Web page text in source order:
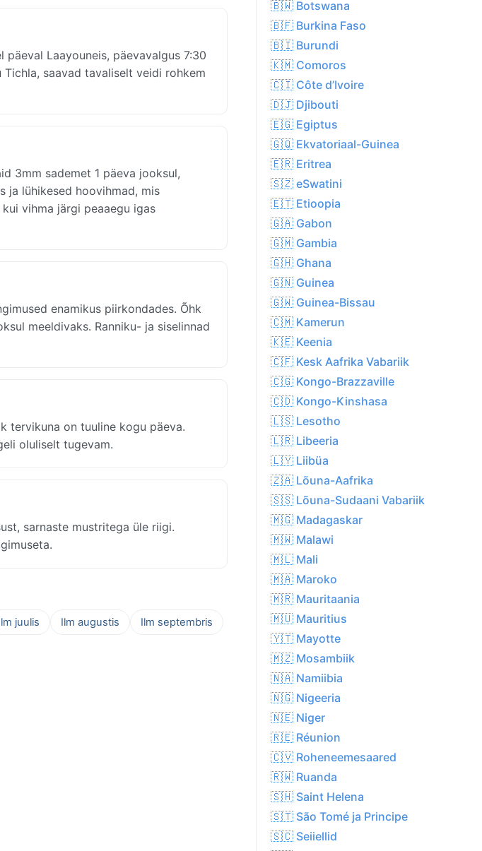
Laayouneis, päevavalgus 7:30
saavad tavaliselt veidi rohkem
3mm sademet 1 päeva jooksul,
ja lühikesed hoovihmad, mis
vihma järgi peaaegu igas
enamikus piirkondades. Õhk
meeldivaks. Ranniku- ja siselinnad
tervikuna on tuuline kogu päeva.
oluliselt tugevam.
sarnaste mustritega üle riigi.
juulis Ilm augustis
Ilm septembris
🇧🇼 Botswana
🇧🇫 Burkina Faso
🇧🇮 Burundi
🇰🇲 Comoros
🇨🇮 Côte d’Ivoire
🇩🇯 Djibouti
🇪🇬 Egiptus
🇬🇶 Ekvatoriaal-Guinea
🇪🇷 Eritrea
🇸🇿 eSwatini
🇪🇹 Etioopia
🇬🇦 Gabon
🇬🇲 Gambia
🇬🇭 Ghana
🇬🇳 Guinea
🇬🇼 Guinea-Bissau
🇨🇲 Kamerun
🇰🇪 Keenia
🇨🇫 Kesk Aafrika Vabariik
🇨🇬 Kongo-Brazzaville
🇨🇩 Kongo-Kinshasa
🇱🇸 Lesotho
🇱🇷 Libeeria
🇱🇾 Liibüa
🇿🇦 Lõuna-Aafrika
🇸🇸 Lõuna-Sudaani Vabariik
🇲🇬 Madagaskar
🇲🇼 Malawi
🇲🇱 Mali
🇲🇦 Maroko
🇲🇷 Mauritaania
🇲🇺 Mauritius
🇾🇹 Mayotte
🇲🇿 Mosambiik
🇳🇦 Namiibia
🇳🇬 Nigeeria
🇳🇪 Niger
🇷🇪 Réunion
🇨🇻 Roheneemesaared
🇷🇼 Ruanda
🇸🇭 Saint Helena
🇸🇹 São Tomé ja Principe
🇸🇨 Seiiellid